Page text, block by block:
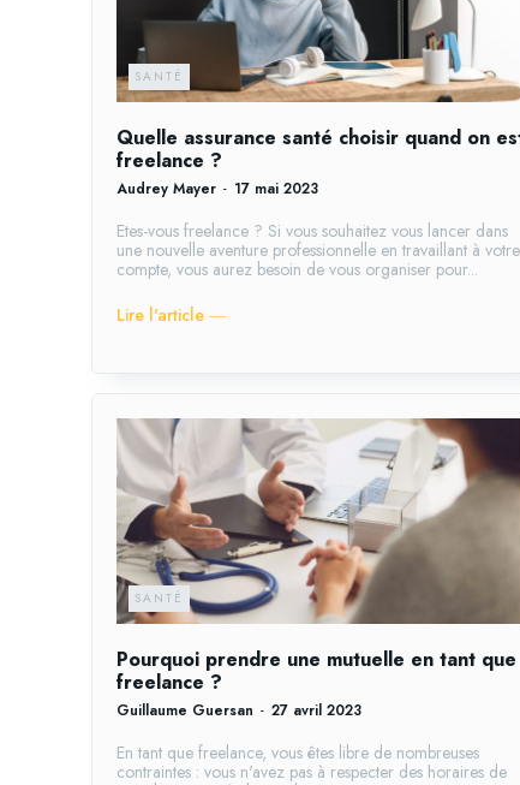
SANTÉ
Quelle assurance santé choisir quand on
freelance ?
Audrey Mayer - 17 mai 2023
Etes-vous freelance ? Si vous souhaitez vous lancer dans
une nouvelle aventure professionnelle en travaillant à votre
compte, vous aurez besoin de vous organiser pour...
Lire l'article ―
SANTÉ
Pourquoi prendre une mutuelle en tant que
freelance ?
Guillaume Guersan - 27 avril 2023
En tant que freelance, vous êtes libre de nombreuses
contraintes : vous n'avez pas à respecter des horaires de